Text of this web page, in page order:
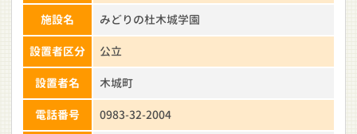
施設名 みどりの杜木城学園
設置者区分 公立
設置者名 木城町
電話番号 0983-32-2004